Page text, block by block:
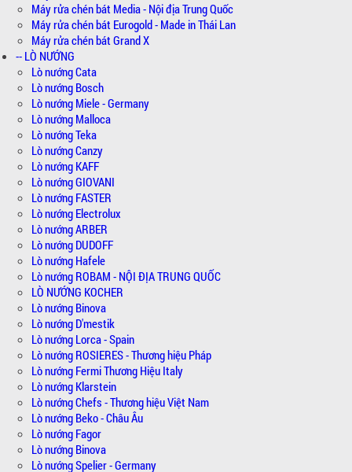
Máy rửa chén bát Media - Nội địa Trung Quốc
Máy rửa chén bát Eurogold - Made in Thái Lan
Máy rửa chén bát Grand X
-- LÒ NƯỚNG
Lò nướng Cata
Lò nướng Bosch
Lò nướng Miele - Germany
Lò nướng Malloca
Lò nướng Teka
Lò nướng Canzy
Lò nướng KAFF
Lò nướng GIOVANI
Lò nướng FASTER
Lò nướng Electrolux
Lò nướng ARBER
Lò nướng DUDOFF
Lò nướng Hafele
Lò nướng ROBAM - NỘI ĐỊA TRUNG QUỐC
LÒ NƯỚNG KOCHER
Lò nướng Binova
Lò nướng D'mestik
Lò nướng Lorca - Spain
Lò nướng ROSIERES - Thương hiệu Pháp
Lò nướng Fermi Thương Hiệu Italy
Lò nướng Klarstein
Lò nướng Chefs - Thương hiệu Việt Nam
Lò nướng Beko - Châu Âu
Lò nướng Fagor
Lò nướng Binova
Lò nướng Spelier - Germany